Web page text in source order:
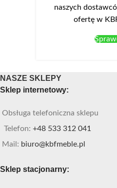
naszych
ofertę w
NASZE SKLEPY
Sklep internetowy:
Obsługa telefoniczna sklepu
Telefon: +48 533 312 041
Mail: biuro@kbfmeble.pl
Sklep stacjonarny: